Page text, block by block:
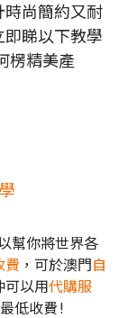
尚簡約又耐
睇以下教學
楞精美產
幫你將世界各
費 ，可於澳門自
可以用代購服
低收費 !